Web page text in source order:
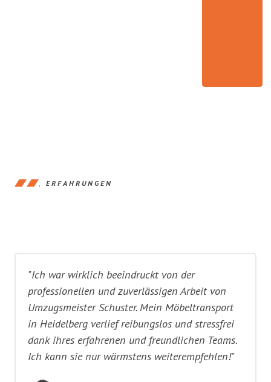
ERFAHRUNGEN
"Ich war wirklich beeindruckt von der
professionellen und zuverlässigen Arbeit von
Umzugsmeister Schuster. Mein Möbeltransport
in Heidelberg verlief reibungslos und stressfrei
dank ihres erfahrenen und freundlichen Teams.
Ich kann sie nur wärmstens weiterempfehlen!"